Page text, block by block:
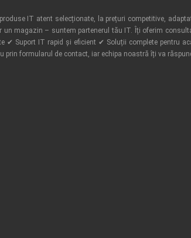
IT atent selecționate, la prețuri competitive,
magazin – suntem partenerul tău IT. Îți oferim
✔ Suport IT rapid și eficient ✔ Soluții complete pentru
formularul de contact, iar echipa noastră îți va